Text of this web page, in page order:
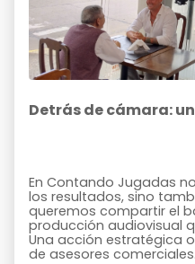
Detrás de cámara:
En Contando Jugadas
los resultados, sino
queremos compartir el
producción audiovisual
Una acción estratégica
de asesores comerciales.